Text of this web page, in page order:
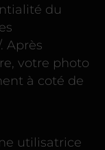
du
Après
votre photo
à coté de
utilisatrice